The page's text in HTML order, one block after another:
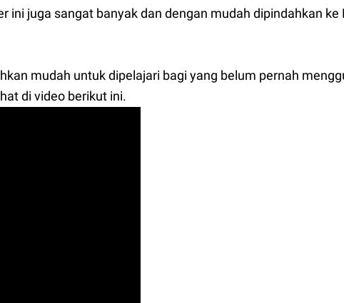
ini juga sangat banyak dan dengan mudah dipindahkan ke
mudah untuk dipelajari bagi yang belum pernah
di video berikut ini.